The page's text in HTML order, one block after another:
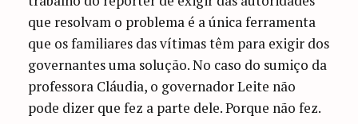
que resolvam o problema é a única ferramenta
que os familiares das vítimas têm para exigir dos
governantes uma solução. No caso do sumiço da
professora Cláudia, o governador Leite não
pode dizer que fez a parte dele. Porque não fez.